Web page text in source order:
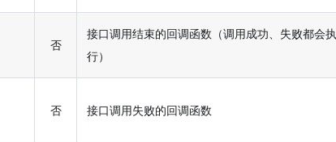
否
接口调用结束的回调函数（调用成功、失败都会执
行）
否 接口调用失败的回调函数